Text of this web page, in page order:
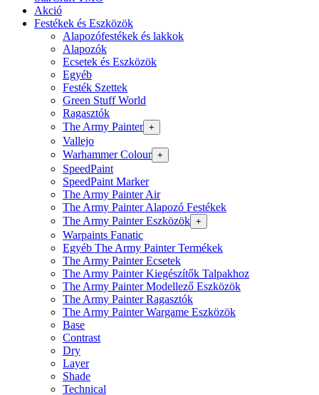
Akció
Festékek és Eszközök
Alapozófestékek és lakkok
Alapozók
Ecsetek és Eszközök
Egyéb
Festék Szettek
Green Stuff World
Ragasztók
The Army Painter +
Vallejo
Warhammer Colour +
SpeedPaint
SpeedPaint Marker
The Army Painter Air
The Army Painter Alapozó Festékek
The Army Painter Eszközök +
Warpaints Fanatic
Egyéb The Army Painter Termékek
The Army Painter Ecsetek
The Army Painter Kiegészítők Talpakhoz
The Army Painter Modellező Eszközök
The Army Painter Ragasztók
The Army Painter Wargame Eszközök
Base
Contrast
Dry
Layer
Shade
Technical